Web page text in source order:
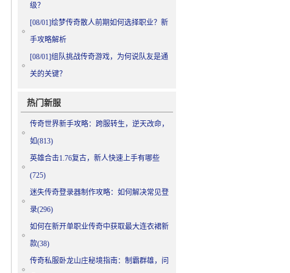
级？
[08/01]绘梦传奇散人前期如何选择职业？新
手攻略解析
[08/01]组队挑战传奇游戏，为何说队友是通
关的关键？
热门新服
传奇世界新手攻略：跨服转生，逆天改命，
如(813)
英雄合击1.76复古，新人快速上手有哪些
(725)
迷失传奇登录器制作攻略：如何解决常见登
录(296)
如何在新开单职业传奇中获取最大连衣裙新
款(38)
传奇私服卧龙山庄秘境指南：制霸群雄，问